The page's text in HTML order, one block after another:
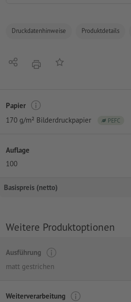
Druckdatenhinweise Produktdetails
Teilen DruckenAuf die Merkliste
Papier
170 g/m² Bilderdruckpapier
PEFC
Auflage
100
Basispreis (netto)
Weitere Produktoptionen
Ausführung
matt gestrichen
Weiterverarbeitung